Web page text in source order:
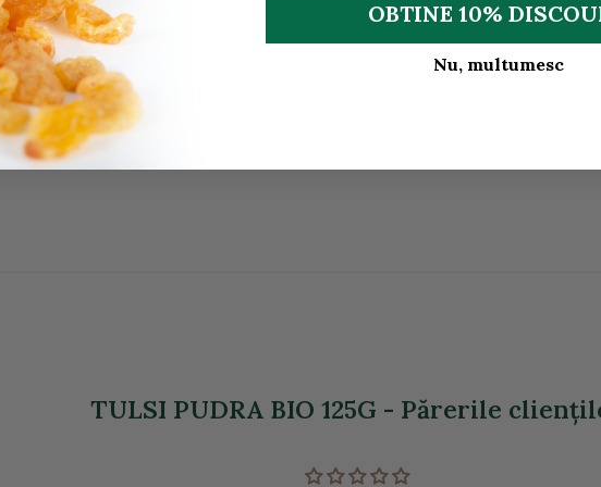
TULSI PUDRA BIO 125G - Părerile
OBTINE 10%
Nu, multumesc